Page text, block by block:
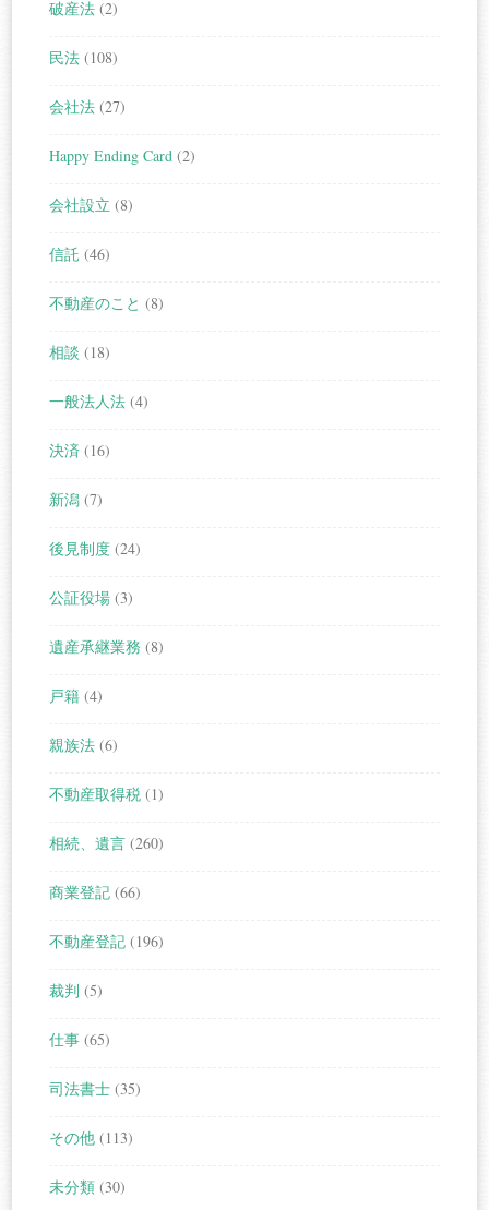
破産法 (2)
民法 (108)
会社法 (27)
Happy Ending Card (2)
会社設立 (8)
信託 (46)
不動産のこと (8)
相談 (18)
一般法人法 (4)
決済 (16)
新潟 (7)
後見制度 (24)
公証役場 (3)
遺産承継業務 (8)
戸籍 (4)
親族法 (6)
不動産取得税 (1)
相続、遺言 (260)
商業登記 (66)
不動産登記 (196)
裁判 (5)
仕事 (65)
司法書士 (35)
その他 (113)
未分類 (30)